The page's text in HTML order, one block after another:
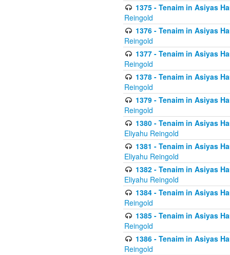
1375 - Tenaim in Asiyas
Reingold
1376 - Tenaim in Asiyas
Reingold
1377 - Tenaim in Asiyas
Reingold
1378 - Tenaim in Asiyas
Reingold
1379 - Tenaim in Asiyas
Reingold
1380 - Tenaim in Asiyas
Eliyahu Reingold
1381 - Tenaim in Asiyas
Eliyahu Reingold
1382 - Tenaim in Asiyas
Eliyahu Reingold
1384 - Tenaim in Asiyas
Reingold
1385 - Tenaim in Asiyas
Reingold
1386 - Tenaim in Asiyas
Reingold